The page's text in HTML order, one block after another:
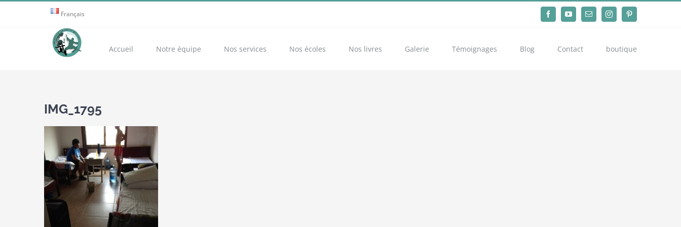
Français FacebookYouTubeEmail InstagramPinterest
Accueil Notre équipe Nos services Nos écoles Nos livres Galerie Témoignages Blog Contact boutique
IMG_1795